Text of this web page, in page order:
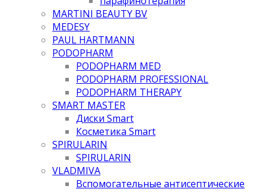
MARTINI BEAUTY BV
MEDESY
PAUL HARTMANN
PODOPHARM
PODOPHARM MED
PODOPHARM PROFESSIONAL
PODOPHARM THERAPY
SMART MASTER
Диски Smart
Косметика Smart
SPIRULARIN
SPIRULARIN
VLADMIVA
Вспомогательные антисептические